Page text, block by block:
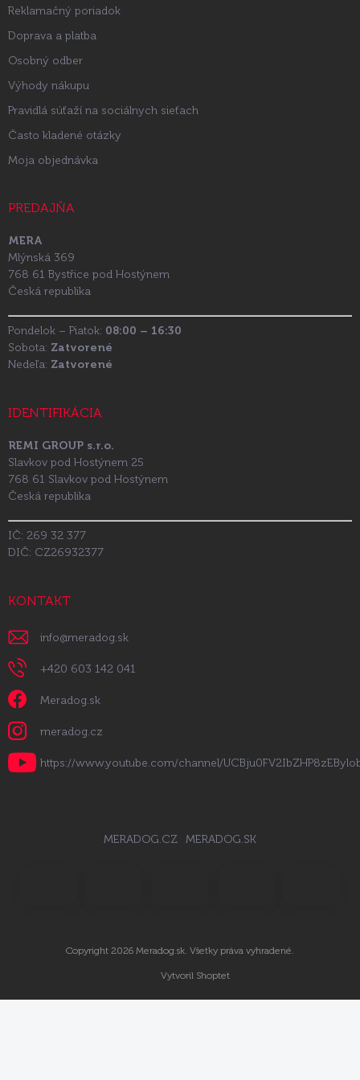
Reklamačný poriadok
Doprava a platba
Osobný odber
Výhody nákupu
Pravidlá súťaží na sociálnych sieťach
Často kladené otázky
Moja objednávka
PREDAJŇA
MERA
Mlýnská 369
768 61 Bystřice pod Hostýnem
Česká republika
Pondelok – Piatok: 08:00 – 16:30
Sobota: Zatvorené
Nedeľa: Zatvorené
IDENTIFIKÁCIA
REMI GROUP s.r.o.
Slavkov pod Hostýnem 25
768 61 Slavkov pod Hostýnem
Česká republika
IČ: 269 32 377
DIČ: CZ26932377
KONTAKT
info@meradog.sk
+420 603 142 041
Meradog.sk
meradog.cz
https://www.youtube.com/channel/
MERADOG.CZ MERADOG.SK
Vytvoril Shoptet
Copyright 2026 Meradog.sk. Všetky práva vyhradené.